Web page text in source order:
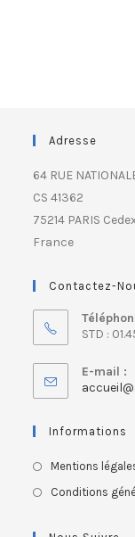
Adresse
64 RUE
CS 41362
75214 PARIS
France
Contactez-
STD :
E-mail :
Informations
Mentions
Conditions